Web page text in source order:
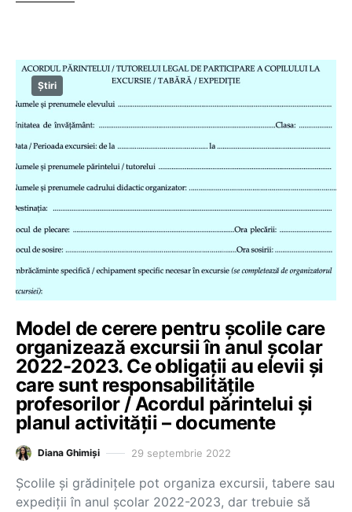
Știri
Model de cerere pentru școlile care
organizează excursii în anul școlar
2022-2023. Ce obligații au elevii și
care sunt responsabilitățile
profesorilor / Acordul părintelui și
planul activității – documente
Diana Ghimiși 29 septembrie 2022
Școlile și grădinițele pot organiza excursii, tabere sau
expediții în anul școlar 2022-2023, dar trebuie să